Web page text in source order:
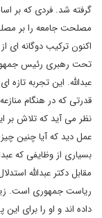
گرفته شد. فردی که بر
مصلحت جامعه را بر
اکنون ترکیب دوگانه ای
تحت رهبری رئیس
عبدالله. این تجربه
قدرتی که در هنگام
نظر می آید که تلاش بر
عمل دید که آیا چنین
بسیاری از وظایفی که
مقابل دکتر عبدالله
ریاست جمهوری است.
داده اند و او را برای